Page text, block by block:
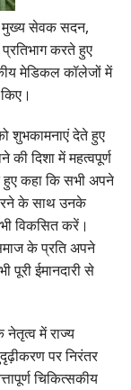
मुख्य सेवक सदन,
करते हुए
मेडिकल कॉलेजों में
शुभकामनाएं देते हुए
दिशा में महत्वपूर्ण
कहा कि सभी अपने
करने के साथ उनके
विकसित करें।
के प्रति अपने
पूरी ईमानदारी से
नेतृत्व में राज्य
पर निरंतर
चिकित्सकीय